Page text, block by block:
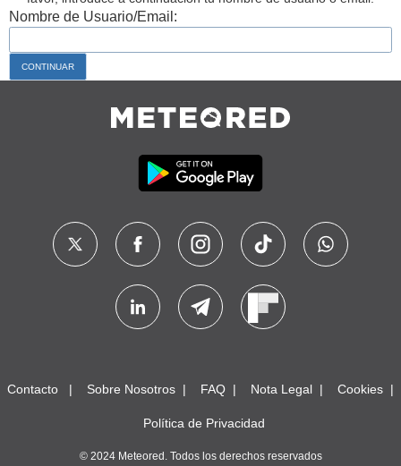
Nombre de Usuario/Email:
Contacto Sobre Nosotros FAQ Nota Legal Cookies
Política de Privacidad
© 2024 Meteored. Todos los derechos reservados